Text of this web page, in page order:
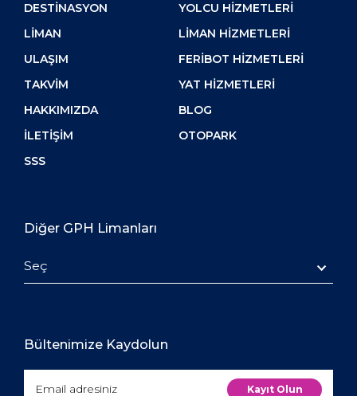
DESTİNASYON
LIMAN
ULAŞIM
TAKVIM
HAKKIMIZDA
İLETIŞIM
SSS
YOLCU HIZMETLERI
LIMAN HIZMETLERI
FERIBOT HIZMETLERI
YAT HIZMETLERI
BLOG
OTOPARK
Diğer GPH Limanları
Seç
Bültenimize Kaydolun